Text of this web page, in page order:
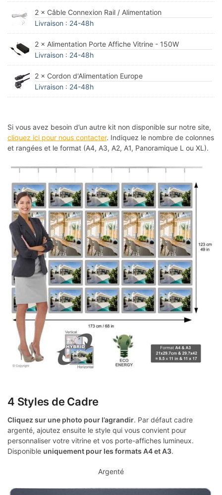
2 × Câble Connexion Rail / Alimentation
Livraison : 24-48h
2 × Alimentation Porte Affiche Vitrine - 150W
Livraison : 24-48h
2 × Cordon d'Alimentation Europe
Livraison : 24-48h
Si vous avez besoin d’un autre kit non disponible sur notre site,
cliquez ici pour nous contacter. Indiquez le nombre de colonnes
et rangées et le format (A4, A3, A2, A1, Panoramique L ou XL).
4 Styles de Cadre
Cliquez sur une photo pour l’agrandir. Par défaut cadre
argenté, ajoutez ensuite le style qui vous convient pour
personnaliser votre vitrine et vos porte-affiches lumineux.
Disponible uniquement pour les formats A4 et A3.
Argenté